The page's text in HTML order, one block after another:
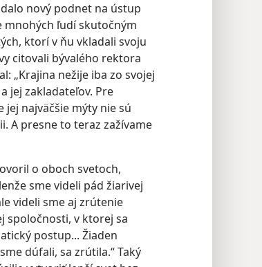
nový podnet na ústup
mnohých ľudí skutočným
ktorí v ňu vkladali svoju
citovali bývalého rektora
„Krajina nežije iba zo svojej
jej zakladateľov. Pre
najväčšie mýty nie sú
A presne to teraz zažívame
o oboch svetoch,
sme videli pád žiarivej
videli sme aj zrútenie
spoločnosti, v ktorej sa
postup... Žiaden
dúfali, sa zrútila.“ Taký